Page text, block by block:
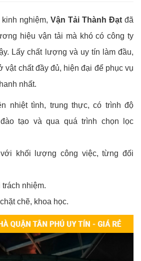
nghiệm, Vận Tải Thành Đạt đã
hiệu vận tải mà khó có công ty
Lấy chất lượng và uy tín làm đầu,
vật chất đầy đủ, hiện đại để phục vụ
nhất.
nhiệt tình, trung thực, có trình độ
tạo và qua quá trình chọn lọc
khối lượng công việc, từng đối
nhiệm.
chẽ, khoa học.